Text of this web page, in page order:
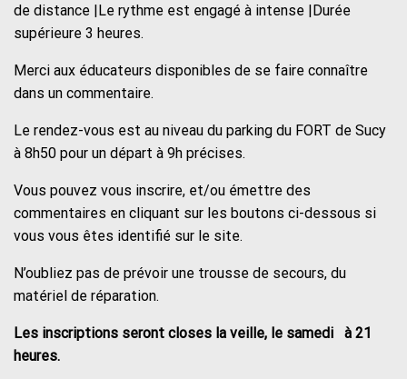
de distance |Le rythme est engagé à intense |Durée
supérieure 3 heures.
Merci aux éducateurs disponibles de se faire connaître
dans un commentaire.
Le rendez-vous est au niveau du parking du FORT de Sucy
à 8h50 pour un départ à 9h précises.
Vous pouvez vous inscrire, et/ou émettre des
commentaires en cliquant sur les boutons ci-dessous si
vous vous êtes identifié sur le site.
N’oubliez pas de prévoir une trousse de secours, du
matériel de réparation.
Les inscriptions seront closes la veille, le samedi à 21
heures.